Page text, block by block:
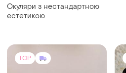
Окуляри з нестандартною
естетикою
TOP